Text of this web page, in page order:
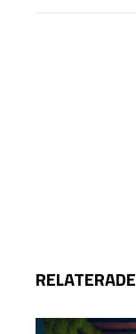
RELATERADE